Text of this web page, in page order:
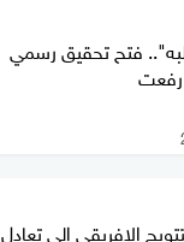
فتح تحقيق رسمي
الإفريقي إلى تعادل